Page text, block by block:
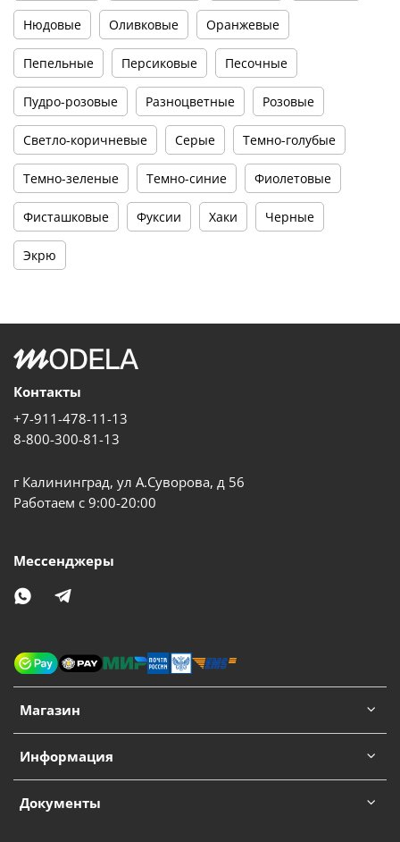
Нюдовые Оливковые Оранжевые
Пепельные Персиковые Песочные
Пудро-розовые Разноцветные Розовые
Светло-коричневые Серые Темно-голубые
Темно-зеленые Темно-синие Фиолетовые
Фисташковые Фуксии Хаки Черные
Экрю
Магазин
Информация
Документы
Контакты
+7-911-478-11-13
8-800-300-81-13
г Калининград, ул А.Суворова, д 56
Работаем с 9:00-20:00
Мессенджеры